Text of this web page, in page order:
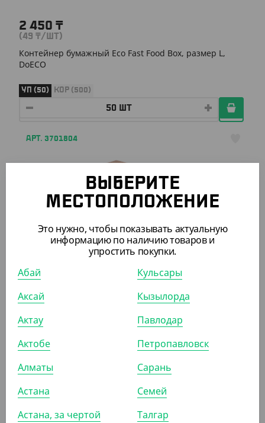
2 450 ₸
(49 ₸/ШТ)
Контейнер бумажный Eco Fast Food Box, размер L,
DoECO
УП (50) КОР (500)
АРТ. 3701804
603₸ 670
/ШТ)
ВЫБЕРИТЕ
МЕСТОПОЛОЖЕНИЕ
Это нужно, чтобы показывать актуальную
информацию по наличию товаров и
упростить покупки.
Абай
Аксай
Актау
Актобе
Алматы
Астана
Астана, за чертой
Кульсары
Кызылорда
Павлодар
Петропавловск
Сарань
Семей
Талгар